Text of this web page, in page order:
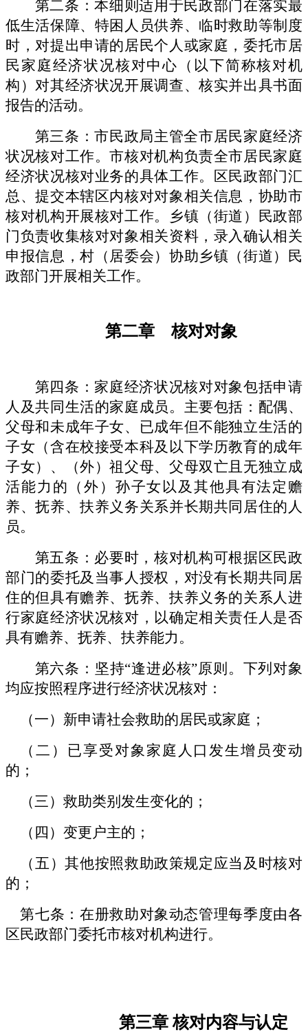
第二条：本细则适用于民政部门在落实最
低生活保障、特困人员供养、临时救助等制度
时，对提出申请的居民个人或家庭，委托市居
民家庭经济状况核对中心（以下简称核对机
构）对其经济状况开展调查、核实并出具书面
报告的活动。
第三条：市民政局主管全市居民家庭经济
状况核对工作。市核对机构负责全市居民家庭
经济状况核对业务的具体工作。区民政部门汇
总、提交本辖区内核对对象相关信息，协助市
核对机构开展核对工作。乡镇（街道）民政部
门负责收集核对对象相关资料，录入确认相关
申报信息，村（居委会）协助乡镇（街道）民
政部门开展相关工作。
第二章 核对对象
第四条：家庭经济状况核对对象包括申请
人及共同生活的家庭成员。主要包括：配偶、
父母和未成年子女、已成年但不能独立生活的
子女（含在校接受本科及以下学历教育的成年
子女）、（外）祖父母、父母双亡且无独立成
活能力的（外）孙子女以及其他具有法定赡
养、抚养、扶养义务关系并长期共同居住的人
员。
第五条：必要时，核对机构可根据区民政
部门的委托及当事人授权，对没有长期共同居
住的但具有赡养、抚养、扶养义务的关系人进
行家庭经济状况核对，以确定相关责任人是否
具有赡养、抚养、扶养能力。
第六条：坚持“逢进必核”原则。下列对象
均应按照程序进行经济状况核对：
（一）新申请社会救助的居民或家庭；
（二）已享受对象家庭人口发生增员变动
的；
（三）救助类别发生变化的；
（四）变更户主的；
（五）其他按照救助政策规定应当及时核对
的；
第七条：在册救助对象动态管理每季度由各
区民政部门委托市核对机构进行。
第三章核对内容与认定